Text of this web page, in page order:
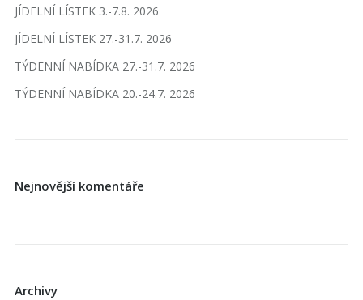
JÍDELNÍ LÍSTEK 3.-7.8. 2026
JÍDELNÍ LÍSTEK 27.-31.7. 2026
TÝDENNÍ NABÍDKA 27.-31.7. 2026
TÝDENNÍ NABÍDKA 20.-24.7. 2026
Nejnovější komentáře
Archivy